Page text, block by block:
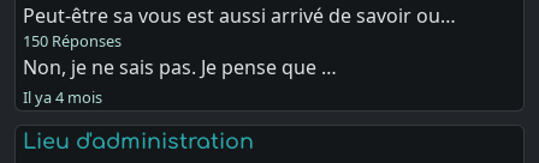
Peut-être sa vous est aussi arrivé de savoir ou…
150 Réponses
Non, je ne sais pas. Je pense que …
Il ya 4 mois
Lieu d'administration